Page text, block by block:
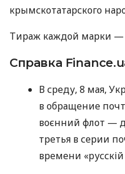
крымскотатарского
Тираж каждой марки —
Справка
В среду, 8 мая,
в обращение
воєнний флот —
третья в серии
времени